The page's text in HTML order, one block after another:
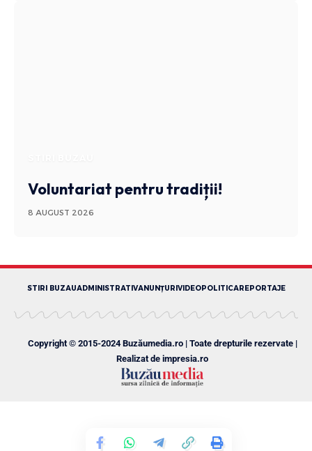
Voluntariat pentru tradiții!
8 AUGUST 2026
STIRI BUZAUADMINISTRATIVANUNȚURIVIDEOPOLITICAREPORTAJE
Copyright © 2015-2024 Buzăumedia.ro | Toate drepturile rezervate |
Realizat de impresia.ro